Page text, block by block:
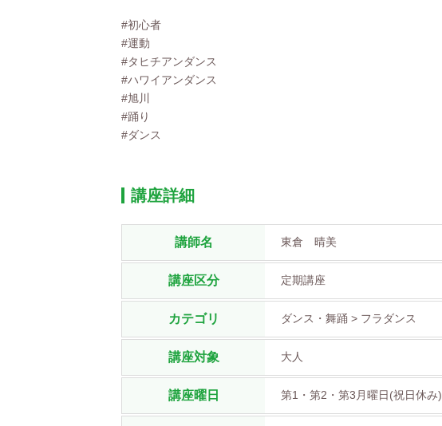
#初心者
#運動
#タヒチアンダンス
#ハワイアンダンス
#旭川
#踊り
#ダンス
講座詳細
講師名 東倉 晴美
講座区分 定期講座
カテゴリ ダンス・舞踊 > フラダンス
講座対象 大人
講座曜日 第1・第2・第3月曜日(祝日休み)